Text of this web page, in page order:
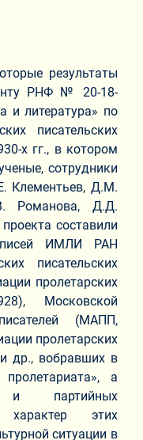
результаты
РНФ № 20-18-
и литература» по
писательских
х гг., в котором
сотрудники
Клементьев, Д.М.
Романова, Д.Д.
составили
ИМЛИ РАН
писательских
пролетарских
Московской
(МАПП,
пролетарских
др., вобравших в
а
и партийных
характер этих
ситуации в